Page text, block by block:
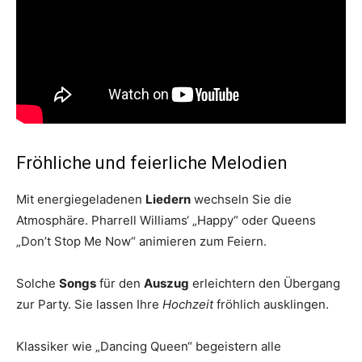
Fröhliche und feierliche Melodien
Mit energiegeladenen Liedern wechseln Sie die
Atmosphäre. Pharrell Williams‘ „Happy“ oder Queens
„Don’t Stop Me Now“ animieren zum Feiern.
Solche Songs für den Auszug erleichtern den Übergang
zur Party. Sie lassen Ihre Hochzeitfröhlich ausklingen.
Klassiker wie „Dancing Queen“ begeistern alle